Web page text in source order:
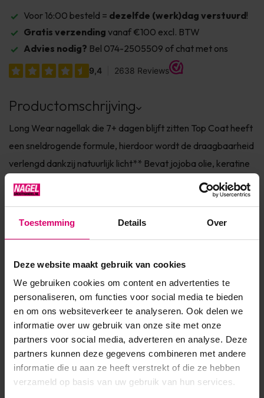
Toestemming Details Over
Deze website maakt gebruik van cookies
We gebruiken cookies om content en advertenties te
personaliseren, om functies voor social media te bieden
en om ons websiteverkeer te analyseren. Ook delen we
informatie over uw gebruik van onze site met onze
partners voor social media, adverteren en analyse. Deze
partners kunnen deze gegevens combineren met andere
informatie die u aan ze heeft verstrekt of die ze hebben
verzameld op basis van uw gebruik van hun services.
Voor 16:00 besteld = dezelfde (werk)dag verstuurd!
Gratis verzending vanaf €100 excl. BTW
Advies nodig? Bel 074-2505509 of chat met ons
Productomschrijving
Long Wear nagellak die 7+ dagen blijft zitten Top Coat heeft
een sneldrogende formule, hierdoor wordt de draagbaarheid
verlengd dankzij natuurlijk licht** Bevat jojoba olie, keratine
en vitamine E voor de verzorging van de nagel Dierproefvrij
& 7Free* Verkrijgbaar in 150+ fashionkleuren InfoVINYLUX™
is een Long Wear nagellak die maar liefst 7 da...
Toon meer
Product specificaties
EAN 639370011905